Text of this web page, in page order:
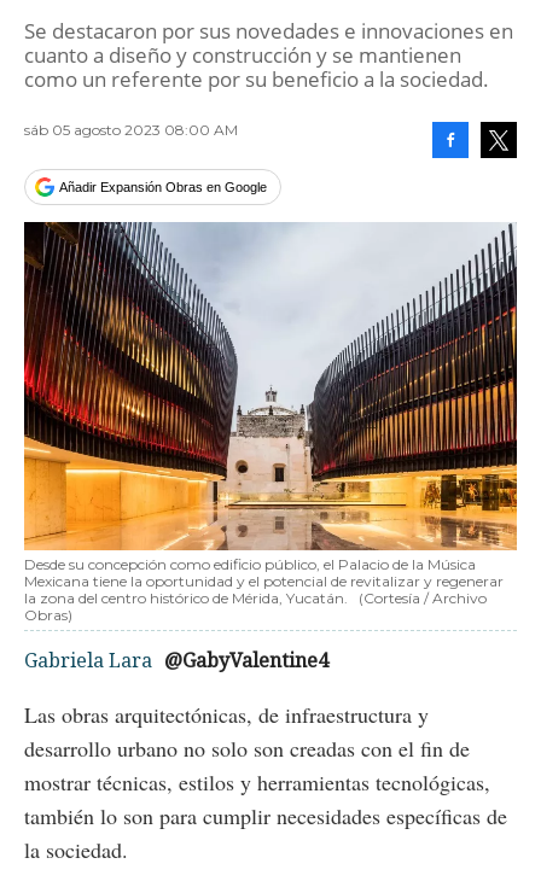
Se destacaron por sus novedades e innovaciones en
cuanto a diseño y construcción y se mantienen
como un referente por su beneficio a la sociedad.
sáb 05 agosto 2023 08:00 AM
Añadir Expansión Obras en Google
Desde su concepción como edificio público, el Palacio de la Música
Mexicana tiene la oportunidad y el potencial de revitalizar y regenerar
la zona del centro histórico de Mérida, Yucatán.
(Cortesía / Archivo
Obras)
Gabriela Lara @GabyValentine4
Las obras arquitectónicas, de infraestructura y
desarrollo urbano no solo son creadas con el fin de
mostrar técnicas, estilos y herramientas tecnológicas,
también lo son para cumplir necesidades específicas de
la sociedad.